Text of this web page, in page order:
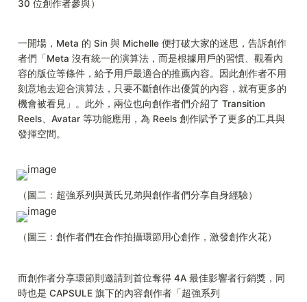
30 位創作者參與）
一開場，Meta 的 Sin 與 Michelle 便打破大家的迷思，告訴創作
者們「Meta 沒有統一的演算法，而是根據用戶的習慣、觀看內
容的版位等條件，給予用戶最適合的推薦內容。因此創作者不用
刻意地去迎合演算法，只要不斷創作出優質的內容，就有更多的
機會被看見」。此外，兩位也向創作者們介紹了 Transition
Reels、Avatar 等功能應用，為 Reels 創作賦予了更多的工具與
發揮空間。
（圖二：超強系列與黃氏兄弟與創作者們分享自身經驗）
（圖三：創作者們在合作拍攝環節用心創作，激發創作火花）
而創作者分享環節則邀請到首位奪得 4A 最佳影響者行銷獎，同
時也是 CAPSULE 旗下的內容創作者「超強系列